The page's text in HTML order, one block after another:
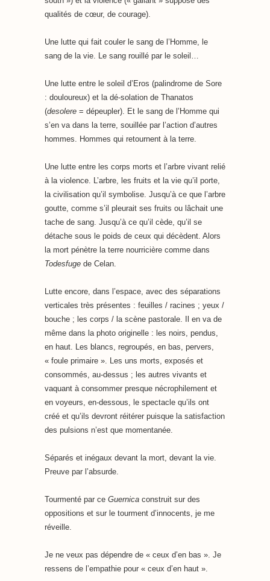
qualités de cœur, de courage).
Une lutte qui fait couler le sang de l’Homme, le
sang de la vie. Le sang rouillé par le soleil…
Une lutte entre le soleil d’Eros (palindrome de Sore
: douloureux) et la dé-solation de Thanatos
(desolere = dépeupler). Et le sang de l’Homme qui
s’en va dans la terre, souillée par l’action d’autres
hommes. Hommes qui retournent à la terre.
Une lutte entre les corps morts et l’arbre vivant relié
à la violence. L’arbre, les fruits et la vie qu’il porte,
la civilisation qu’il symbolise. Jusqu’à ce que l’arbre
goutte, comme s’il pleurait ses fruits ou lâchait une
tache de sang. Jusqu’à ce qu’il cède, qu’il se
détache sous le poids de ceux qui décèdent. Alors
la mort pénètre la terre nourricière comme dans
Todesfuge de Celan.
Lutte encore, dans l’espace, avec des séparations
verticales très présentes : feuilles / racines ; yeux /
bouche ; les corps / la scène pastorale. Il en va de
même dans la photo originelle : les noirs, pendus,
en haut. Les blancs, regroupés, en bas, pervers,
« foule primaire ». Les uns morts, exposés et
consommés, au-dessus ; les autres vivants et
vaquant à consommer presque nécrophilement et
en voyeurs, en-dessous, le spectacle qu’ils ont
créé et qu’ils devront réitérer puisque la satisfaction
des pulsions n’est que momentanée.
Séparés et inégaux devant la mort, devant la vie.
Preuve par l’absurde.
Tourmenté par ce Guernica construit sur des
oppositions et sur le tourment d’innocents, je me
réveille.
Je ne veux pas dépendre de « ceux d’en bas ». Je
ressens de l’empathie pour « ceux d’en haut ».